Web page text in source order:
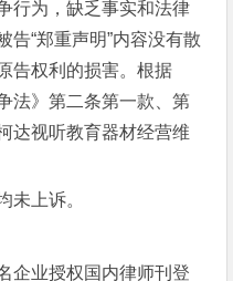
行为，缺乏事实和法律
告“郑重声明”内容没有散
告权利的损害。根据
法》第二条第一款、第
达视听教育器材经营维
上诉。
业授权国内律师刊登